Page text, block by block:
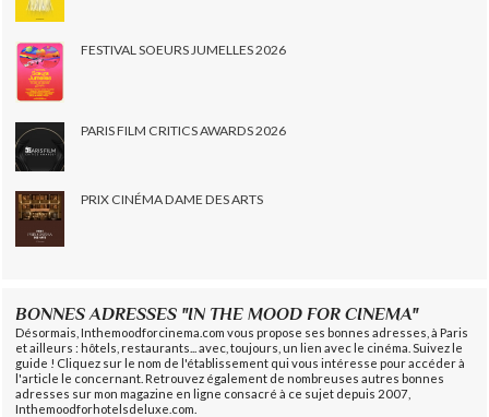
FESTIVAL SOEURS JUMELLES 2026
PARIS FILM CRITICS AWARDS 2026
PRIX CINÉMA DAME DES ARTS
BONNES ADRESSES "IN THE MOOD FOR CINEMA"
Désormais, Inthemoodforcinema.com vous propose ses bonnes adresses, à Paris
et ailleurs : hôtels, restaurants... avec, toujours, un lien avec le cinéma. Suivez le
guide ! Cliquez sur le nom de l'établissement qui vous intéresse pour accéder à
l'article le concernant. Retrouvez également de nombreuses autres bonnes
adresses sur mon magazine en ligne consacré à ce sujet depuis 2007,
Inthemoodforhotelsdeluxe.com.